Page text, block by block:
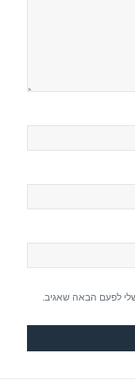
לפעם הבאה שאגיב.